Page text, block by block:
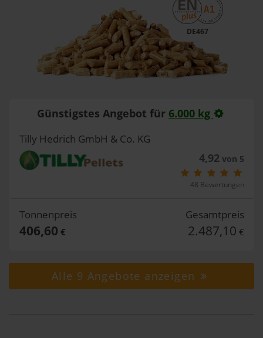
DE467
Günstigstes Angebot für 6.000 kg
Tilly Hedrich GmbH & Co. KG
4,92von 5
48 Bewertungen
Tonnenpreis
406,60 €
Gesamtpreis
2.487,10 €
Alle 9 Angebote anzeigen